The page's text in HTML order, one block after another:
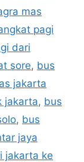
mas
pagi
dari
sore, bus
jakarta
jakarta, bus
, bus
jaya
jakarta ke